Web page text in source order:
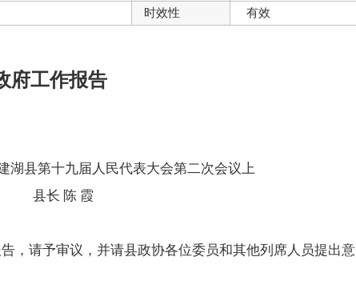
时效性 有效
府工作报告
县第十九届人民代表大会第二次会议上
县长 陈 霞
，请予审议，并请县政协各位委员和其他列席人员提出意